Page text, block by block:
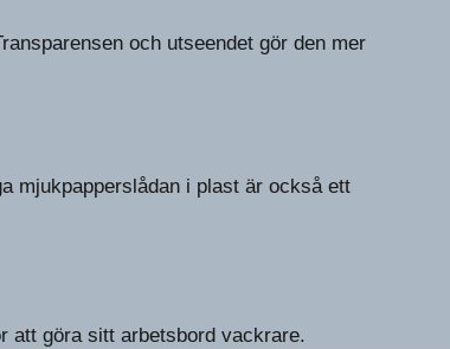
och utseendet gör den mer
mjukpapperslådan i plast är också ett
att göra sitt arbetsbord vackrare.